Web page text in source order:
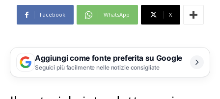
Facebook WhatsApp X
Aggiungi come fonte preferita su Google
Seguici più facilmente nelle notizie consigliate